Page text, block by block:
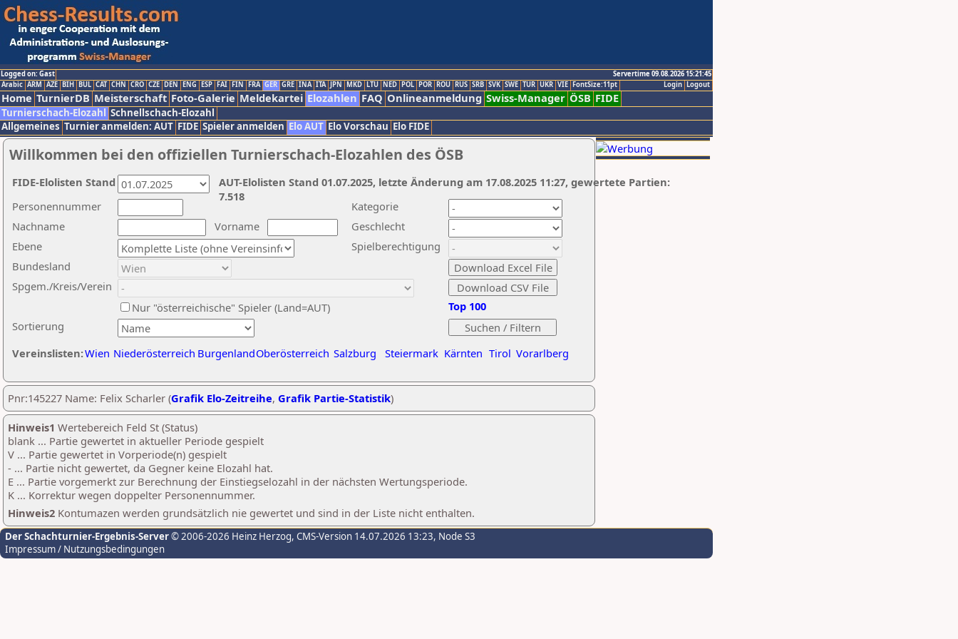
Logged on: Gast
Servertime 09.08.2026 15:21:45
Logout
Login
Arabic ARM AZE BIH BUL CAT CHN CRO CZE DEN ENG ESP FAI FIN FRA GER GRE INA ITA JPN MKD LTU NED POL POR ROU RUS SRB SVK SWE TUR UKR VIE FontSize:11pt
Home TurnierDB Meisterschaft Foto-Galerie Meldekartei Elozahlen FAQ Onlineanmeldung Swiss-Manager ÖSB FIDE
Turnierschach-Elozahl Schnellschach-Elozahl
Allgemeines Turnier anmelden: AUT FIDE Spieler anmelden Elo AUT Elo Vorschau Elo FIDE
Willkommen bei den offiziellen Turnierschach-Elozahlen des ÖSB
Nachname
Vorname
Ebene
Kategorie
Sortierung
Personennummer
Bundesland
Spgem./Kreis/Verein
Geschlecht
Nur "österreichische" Spieler (Land=AUT)
Spielberechtigung
Vereinslisten:Wien Niederösterreich BurgenlandOberösterreich Salzburg Steiermark Kärnten Tirol Vorarlberg
Top 100
AUT-Elolisten Stand 01.07.2025, letzte Änderung am 17.08.2025 11:27, gewertete Partien:
7.518
FIDE-Elolisten Stand
Pnr:145227 Name: Felix Scharler (Grafik Elo-Zeitreihe, Grafik Partie-Statistik)
Hinweis1 Wertebereich Feld St (Status)
blank ... Partie gewertet in aktueller Periode gespielt
V ... Partie gewertet in Vorperiode(n) gespielt
- ... Partie nicht gewertet, da Gegner keine Elozahl hat.
E ... Partie vorgemerkt zur Berechnung der Einstiegselozahl in der nächsten Wertungsperiode.
K ... Korrektur wegen doppelter Personennummer.
Hinweis2 Kontumazen werden grundsätzlich nie gewertet und sind in der Liste nicht enthalten.
Der Schachturnier-Ergebnis-Server© 2006-2026 Heinz Herzog, CMS-Version 14.07.2026 13:23, Node S3
Impressum / Nutzungsbedingungen